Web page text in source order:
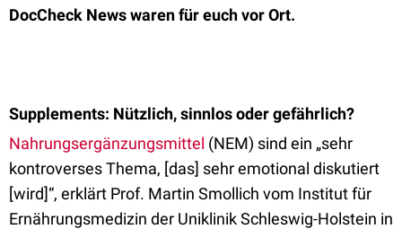
DocCheck News waren für euch vor Ort.
Supplements: Nützlich, sinnlos oder gefährlich?
Nahrungsergänzungsmittel (NEM) sind ein „sehr
kontroverses Thema, [das] sehr emotional diskutiert
[wird]“, erklärt Prof. Martin Smollich vom Institut für
Ernährungsmedizin der Uniklinik Schleswig-Holstein in